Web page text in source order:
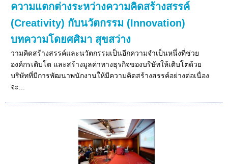
ความแตกต่างระหว่างความคิดสร้างสรรค์
(Creativity) กับนวัตกรรม (Innovation)
บทความโดยศศิมา สุขสว่าง
วามคิดสร้างสรรค์และนวัตกรรมเป็นอีกความจำเป็นหนึ่งที่ช่วย
องค์กรเติบโต และสร้างมูลค่าทางธุรกิจของบริษัทให้เติบโตด้วย
บริษัทที่มีการพัฒนาพนักงานให้มีความคิดสร้างสรรค์อย่างต่อเนื่อง
จะ...